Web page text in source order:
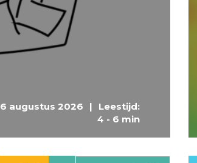
6 augustus 2026 |
Leestijd:
4 - 6 min